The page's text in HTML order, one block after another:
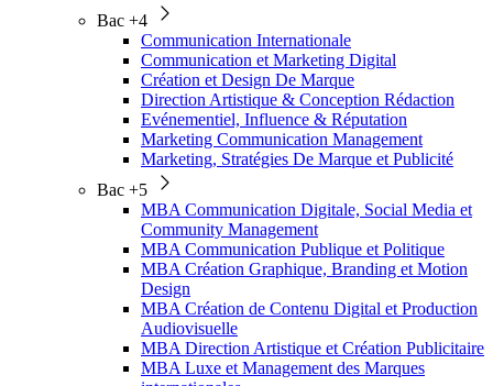
Bac +4
Communication Internationale
Communication et Marketing Digital
Création et Design De Marque
Direction Artistique & Conception Rédaction
Evénementiel, Influence & Réputation
Marketing Communication Management
Marketing, Stratégies De Marque et Publicité
Bac +5
MBA Communication Digitale, Social Media et
Community Management
MBA Communication Publique et Politique
MBA Création Graphique, Branding et Motion
Design
MBA Création de Contenu Digital et Production
Audiovisuelle
MBA Direction Artistique et Création Publicitaire
MBA Luxe et Management des Marques